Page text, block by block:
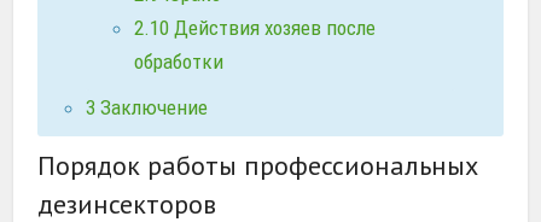
2.10 Действия хозяев после
обработки
3 Заключение
Порядок работы профессиональных
дезинсекторов